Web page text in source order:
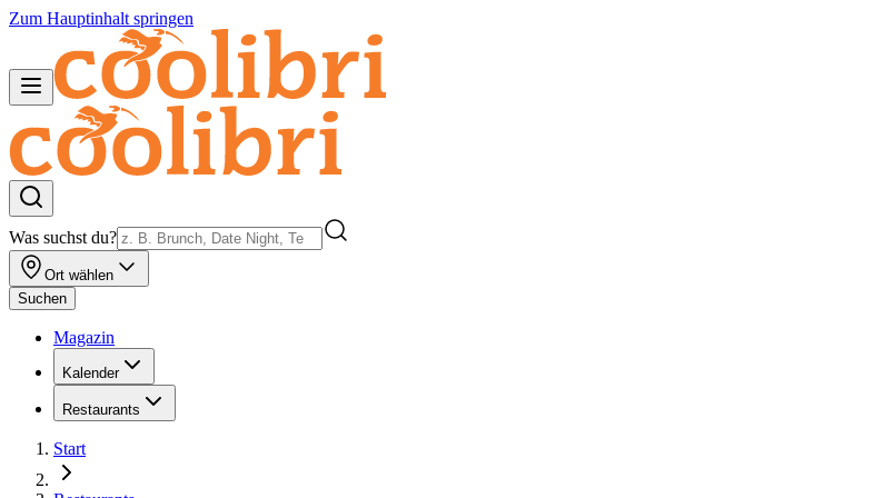
Zum Hauptinhalt springen
Was suchst du?
Ort wählen
Suchen
Magazin
Kalender
Restaurants
Start